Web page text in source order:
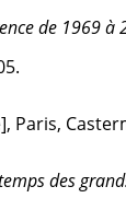
de 1969 à
Paris,
des